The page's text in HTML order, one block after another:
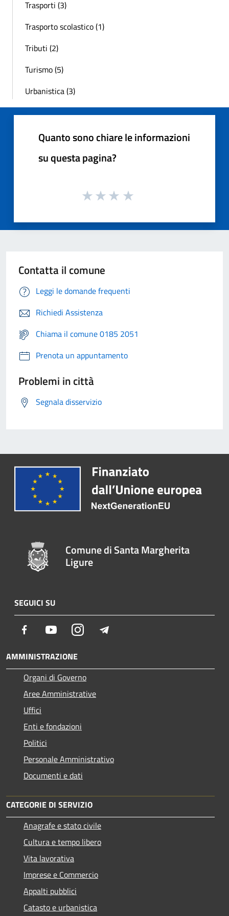
Trasporti (3)
Trasporto scolastico (1)
Tributi (2)
Turismo (5)
Urbanistica (3)
Quanto sono chiare le informazioni
su questa pagina?
Contatta il comune
Leggi le domande frequenti
Richiedi Assistenza
Chiama il comune 0185 2051
Prenota un appuntamento
Problemi in città
Segnala disservizio
Comune di Santa Margherita
Ligure
SEGUICI SU
Facebook YoutubeInstagram
AMMINISTRAZIONE
Organi di Governo
Aree Amministrative
Uffici
Enti e fondazioni
Politici
Personale Amministrativo
Documenti e dati
CATEGORIE DI SERVIZIO
Anagrafe e stato civile
Cultura e tempo libero
Vita lavorativa
Imprese e Commercio
Appalti pubblici
Catasto e urbanistica